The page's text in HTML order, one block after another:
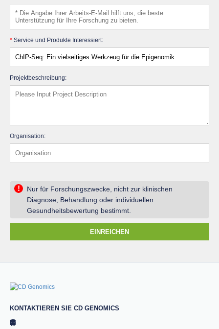
* Service und Produkte Interessiert:
Projektbeschreibung:
Organisation:
!
Nur für Forschungszwecke, nicht zur klinischen
Diagnose, Behandlung oder individuellen
Gesundheitsbewertung bestimmt.
EINREICHEN
KONTAKTIEREN SIE CD GENOMICS